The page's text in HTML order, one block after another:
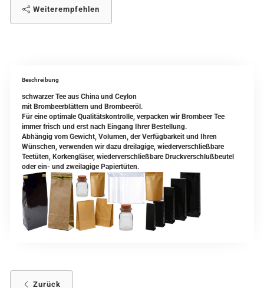
Weiterempfehlen
Beschreibung
schwarzer Tee aus China und Ceylon
mit Brombeerblättern und Brombeeröl.
Für eine optimale Qualitätskontrolle, verpacken wir Brombeer Tee
immer frisch und erst nach Eingang Ihrer Bestellung.
Abhängig vom Gewicht, Volumen, der Verfügbarkeit und Ihren
Wünschen, verwenden wir dazu dreilagige, wiederverschließbare
Teetüten, Korkengläser, wiederverschließbare Druckverschlußbeutel
oder ein- und zweilagige Papiertüten.
Zurück